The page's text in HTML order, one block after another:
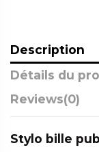
Description
Détails du
Reviews(0)
Stylo bille